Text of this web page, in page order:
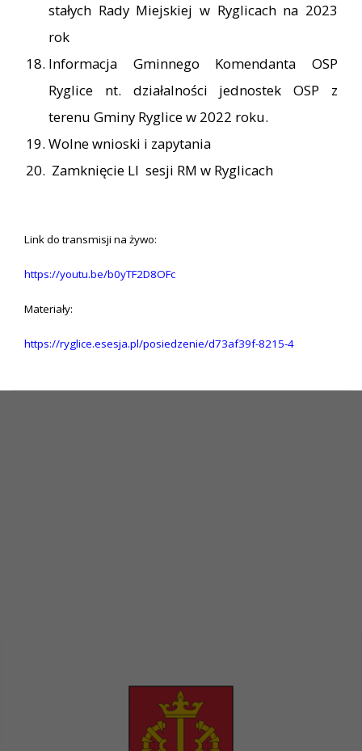
stałych Rady Miejskiej w Ryglicach na 2023
rok
Informacja Gminnego Komendanta OSP
Ryglice nt. działalności jednostek OSP z
terenu Gminy Ryglice w 2022 roku.
Wolne wnioski i zapytania
Zamknięcie LI sesji RM w Ryglicach
Link do transmisji na żywo:
https://youtu.be/b0yTF2D8OFc
Materiały:
https://ryglice.esesja.pl/posiedzenie/d73af39f-8215-4